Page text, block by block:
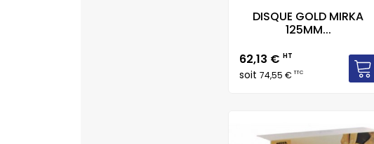
DISQUE GOLD MIRKA
125MM...
Prix
62,13 € HT
soit 74,55 €TTC